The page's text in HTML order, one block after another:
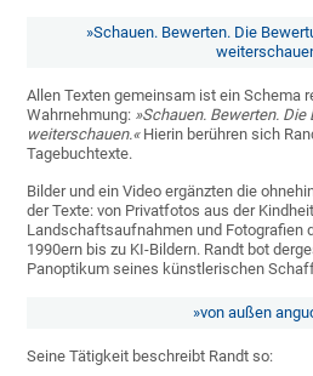
»Schauen. Bewerten. Die
Allen Texten gemeinsam ist ein Schema
Wahrnehmung: »Schauen. Bewerten.
weiterschauen.«Hierin berühren sich
Tagebuchtexte.
Bilder und ein Video ergänzten die
der Texte: von Privatfotos aus der
Landschaftsaufnahmen und Fotografien
1990ern bis zu KI-Bildern. Randt bot
Panoptikum seines künstlerischen
»von außen
Seine Tätigkeit beschreibt Randt so: